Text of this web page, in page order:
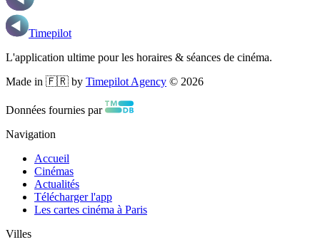
Timepilot
L'application ultime pour les horaires & séances de cinéma.
Made in 🇫🇷 by Timepilot Agency © 2026
Données fournies par
Navigation
Accueil
Cinémas
Actualités
Télécharger l'app
Les cartes cinéma à Paris
Villes